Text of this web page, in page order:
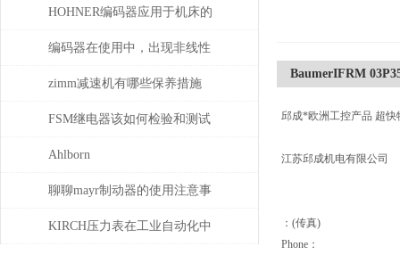
需要检查
HOHNER编码器应用于机床的
位移测量和主轴控制
编码器在使用中，出现非线性
误差的处理
zimm减速机有哪些保养措施
FSM继电器该如何检验和测试
Ahlborn
聊聊mayr制动器的使用注意事
项
KIRCH压力表在工业自动化中
BaumerIFRM
邱成*欧洲工控产品 超
江苏邱成机电有限公司
：(传真)
Phone：